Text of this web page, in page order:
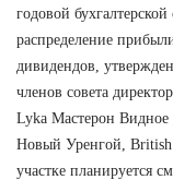
годовой бухгалтерской
распределение
дивидендов,
членов совета
Lyka Мастерон Видное
Новый Уренгой,
участке планируется